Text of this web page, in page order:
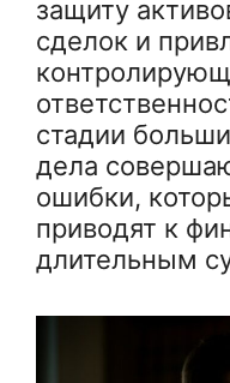
защиту
сделок и
стадии
дела
ошибки,
приводят к
длительным